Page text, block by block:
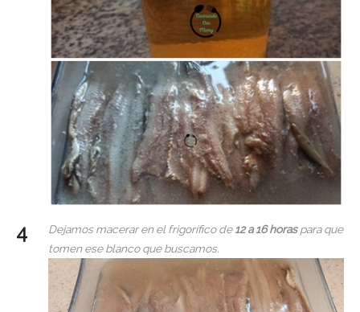
Dejamos macerar en el frigorífico de12 a 16 horaspara que
tomen ese blanco que buscamos.